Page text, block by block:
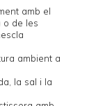
amb el
o de les
ambient a
la sal i la